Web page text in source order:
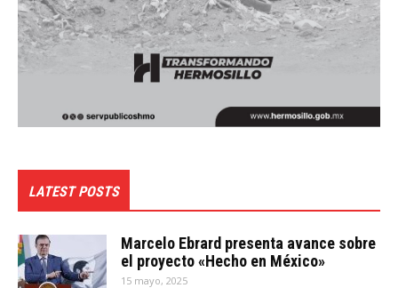
LATEST POSTS
Marcelo Ebrard presenta avance sobre
el proyecto «Hecho en México»
15 mayo, 2025